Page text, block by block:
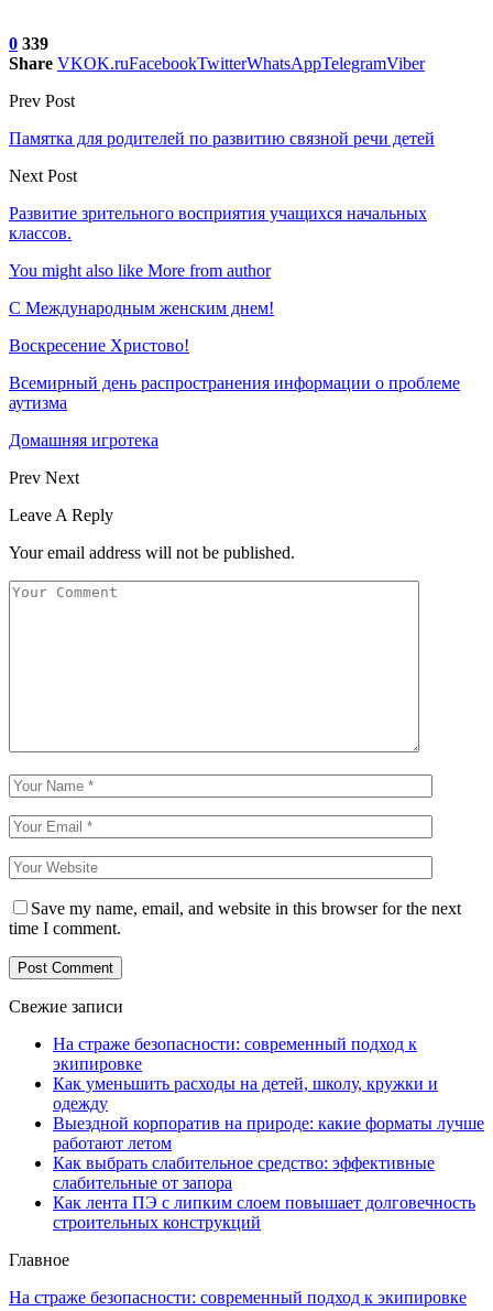
0 339
Share VKOK.ruFacebookTwitterWhatsAppTelegramViber
Prev Post
Памятка для родителей по развитию связной речи детей
Next Post
Развитие зрительного восприятия учащихся начальных
классов.
You might also like More from author
С Международным женским днем!
Воскресение Xристово!
Всемирный день распространения информации о проблеме
аутизма
Домашняя игротека
Prev Next
Leave A Reply
Your email address will not be published.
Save my name, email, and website in this browser for the next
time I comment.
Свежие записи
На страже безопасности: современный подход к
экипировке
Как уменьшить расходы на детей, школу, кружки и
одежду
Выездной корпоратив на природе: какие форматы лучше
работают летом
Как выбрать слабительное средство: эффективные
слабительные от запора
Как лента ПЭ с липким слоем повышает долговечность
строительных конструкций
Главное
На страже безопасности: современный подход к экипировке